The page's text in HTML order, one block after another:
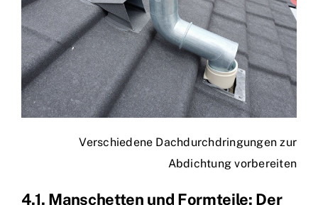
Verschiedene Dachdurchdringungen zur
Abdichtung vorbereiten
4.1. Manschetten und Formteile: Der